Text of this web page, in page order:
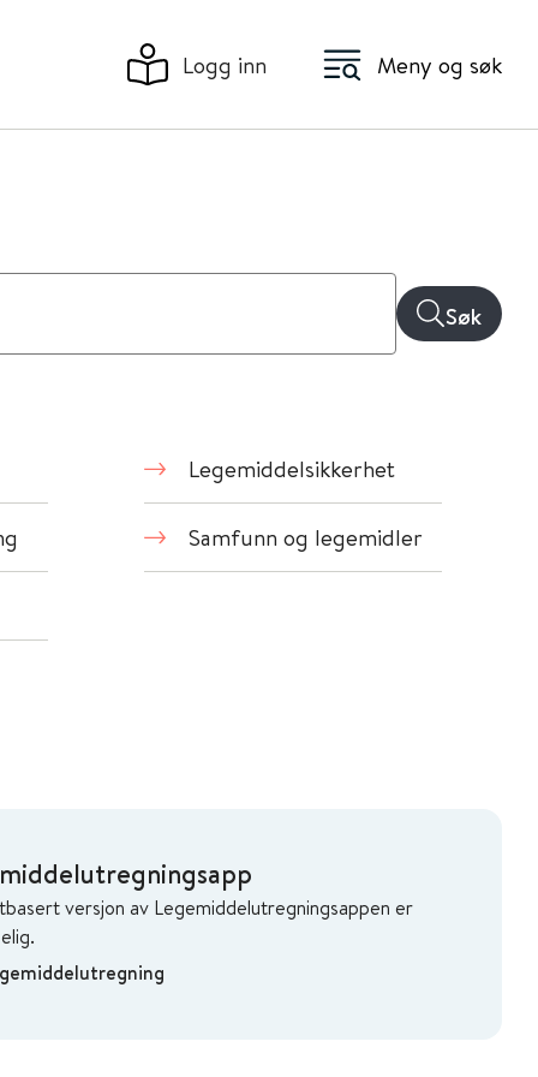
Logg inn Meny og søk
Søk
Legemiddelsikkerhet
Samfunn og legemidler
versjon av Legemiddelutregningsappen er